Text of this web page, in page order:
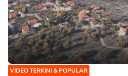
VIDEO TERKINI & POPULAR